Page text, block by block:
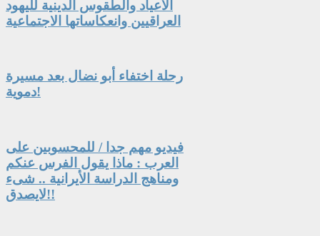
الأعياد والطقوس الدينية لليهود
العراقيين وانعكاساتها الاجتماعية
رحلة اختفاء أبو نضال بعد مسيرة
دموية!
فيديو مهم جدا / للمحسوبين على
العرب : ماذا يقول الفرس عنكم
ومناهج الدراسة الأيرانية .. شىء
لايصدق!!